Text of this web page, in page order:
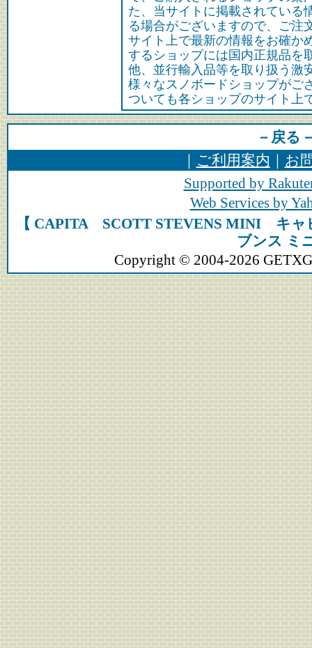
た、当サイトに掲載されている
る場合がございますので、ご注
サイト上で最新の情報をお確か
するショップには国内正規品を
他、並行輸入品等を取り扱う激
様々なスノボードショップがご
ついても各ショップのサイト上
－戻る
｜ ご利用案内 ｜ お
Supported by
Web Services by
【 CAPITA SCOTT STEVENS MINI キ
ブンス ミ
Copyright © 2004-2026